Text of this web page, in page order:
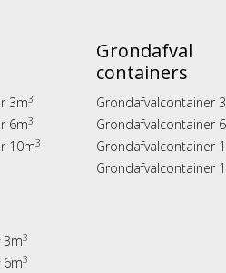
3m3
6m3
10m3
3m3
6m3
Grondafval
containers
Grondafvalcontainer
Grondafvalcontainer
Grondafvalcontainer
Grondafvalcontainer